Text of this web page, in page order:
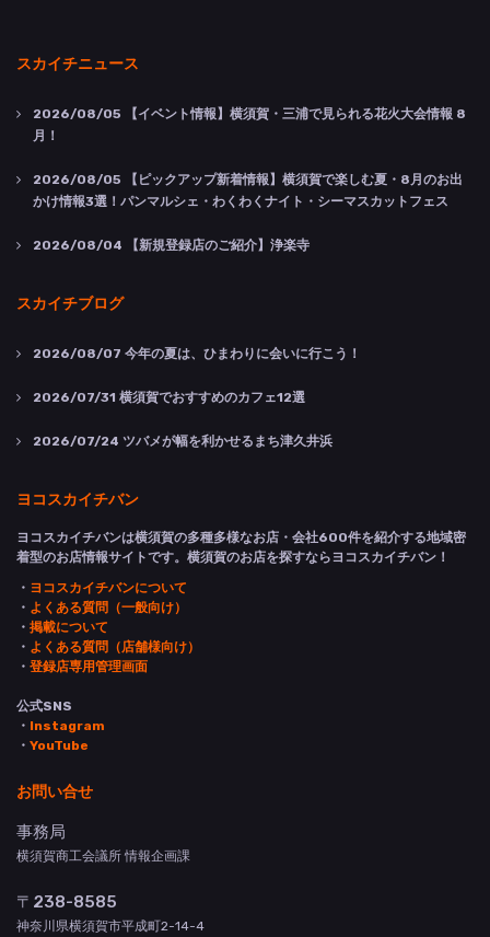
スカイチニュース
2026/08/05 【イベント情報】横須賀・三浦で見られる花火大会情報 8
月！
2026/08/05 【ピックアップ新着情報】横須賀で楽しむ夏・8月のお出
かけ情報3選！パンマルシェ・わくわくナイト・シーマスカットフェス
2026/08/04 【新規登録店のご紹介】浄楽寺
スカイチブログ
2026/08/07 今年の夏は、ひまわりに会いに行こう！
2026/07/31 横須賀でおすすめのカフェ12選
2026/07/24 ツバメが幅を利かせるまち津久井浜
ヨコスカイチバン
ヨコスカイチバンは横須賀の多種多様なお店・会社600件を紹介する地域密
着型のお店情報サイトです。横須賀のお店を探すならヨコスカイチバン！
・ ヨコスカイチバンについて
・ よくある質問（一般向け）
・ 掲載について
・ よくある質問（店舗様向け）
・ 登録店専用管理画面
公式SNS
・ Instagram
・ YouTube
お問い合せ
事務局
横須賀商工会議所 情報企画課
〒238-8585
神奈川県横須賀市平成町2-14-4